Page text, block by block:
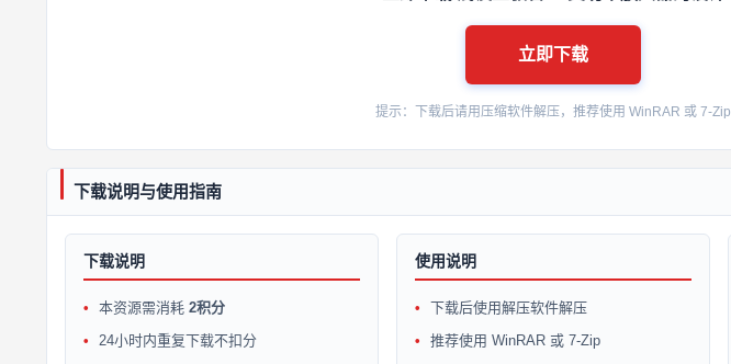
立即下载
提示：下载后请用压缩软件解压，推荐使用 WinRAR 或 7-Zip
下载说明与使用指南
下载说明
本资源需消耗 2积分
24小时内重复下载不扣分
使用说明
下载后使用解压软件解压
推荐使用 WinRAR 或 7-Zip